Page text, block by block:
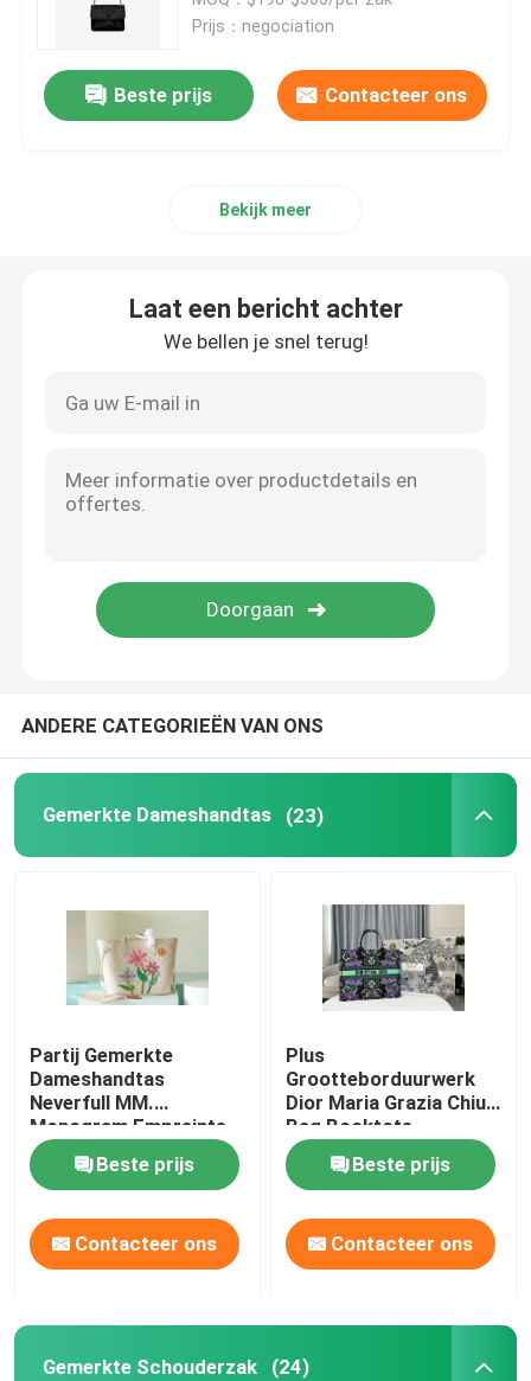
Gemerkte Boodschapper Bag
Ontwerper Monogram Bag
De Zak van de zadelslinger
Mini Designer Purses
Preloved Gemerkte Zak
Prijs：negociation
Beste prijs Contacteer ons
Bekijk meer
Laat een bericht achter
We bellen je snel terug!
ANDERE CATEGORIEËN VAN ONS
Gemerkte Dameshandtas (23)
Partij Gemerkte
Dameshandtas
Neverfull MM.
Monogram Empreinte
met Bloeminlegwerk
Beste prijs
Contacteer ons
Plus
Grootteborduurwerk
Dior Maria Grazia Chiuri
Bag Booktote
Beste prijs
Contacteer ons
Gemerkte Schouderzak (24)